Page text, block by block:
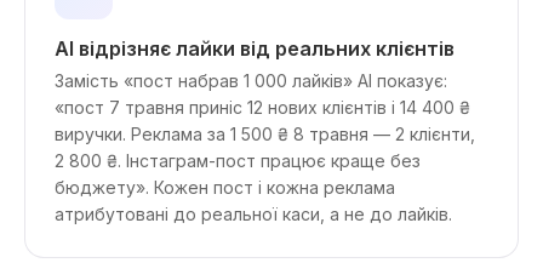
AI відрізняє лайки від реальних клієнтів
Замість «пост набрав 1 000 лайків» AI показує:
«пост 7 травня приніс 12 нових клієнтів і 14 400 ₴
виручки. Реклама за 1 500 ₴ 8 травня — 2 клієнти,
2 800 ₴. Інстаграм-пост працює краще без
бюджету». Кожен пост і кожна реклама
атрибутовані до реальної каси, а не до лайків.